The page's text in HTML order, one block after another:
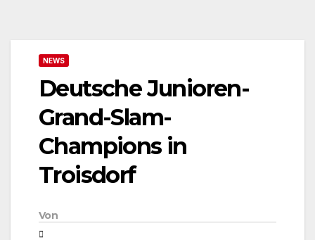
NEWS
Deutsche Junioren-
Grand-Slam-
Champions in
Troisdorf
Von